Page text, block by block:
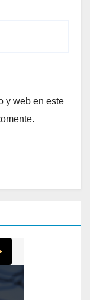
y web en este